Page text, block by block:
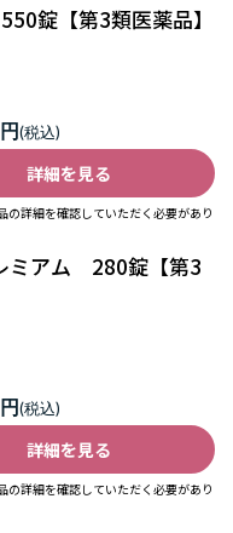
錠【第3類医薬品】
円
詳細を見る
の詳細を確認していただく必要があり
ミアム 280錠【第3
円
詳細を見る
の詳細を確認していただく必要があり